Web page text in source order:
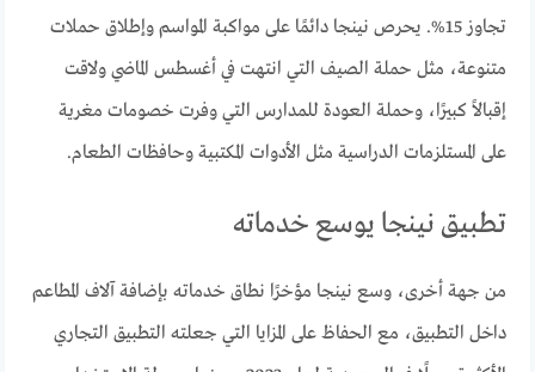
تجاوز 15%. يحرص نينجا دائمًا على مواكبة المواسم وإطلاق حملات
متنوعة، مثل حملة الصيف التي انتهت في أغسطس الماضي ولاقت
إقبالاً كبيرًا، وحملة العودة للمدارس التي وفرت خصومات مغرية
على المستلزمات الدراسية مثل الأدوات المكتبية وحافظات الطعام.
تطبيق نينجا يوسع خدماته
من جهة أخرى، وسع نينجا مؤخرًا نطاق خدماته بإضافة آلاف المطاعم
داخل التطبيق، مع الحفاظ على المزايا التي جعلته التطبيق التجاري